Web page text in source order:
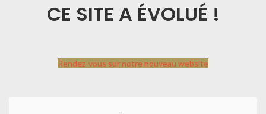
CE SITE A ÉVOLUÉ !
Rendez-vous sur notre nouveau website